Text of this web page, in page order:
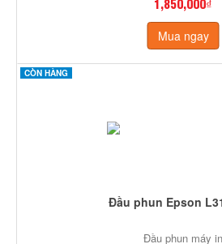
Mua ngay
CÒN HÀNG
Đầu phun Epson
Đầu phun máy in